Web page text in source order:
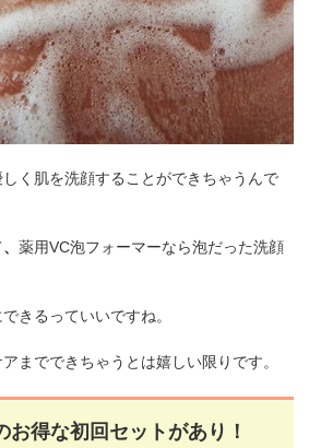
く肌を洗顔することができちゃうんで
、薬用VC泡フォーマーなら泡だった洗顔
きるっていいですね。
までできちゃうとは嬉しい限りです。
お得な初回セットがあり！